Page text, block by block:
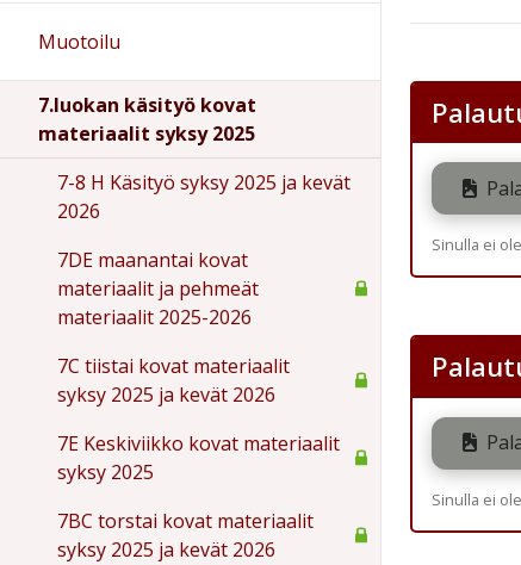
Sinulla ei
Sinulla ei
Muotoilu
7.luokan käsityö kovat
materiaalit syksy 2025
7-8 H Käsityö syksy 2025 ja kevät
2026
7DE maanantai kovat
materiaalit ja pehmeät
materiaalit 2025-2026
7C tiistai kovat materiaalit
syksy 2025 ja kevät 2026
7E Keskiviikko kovat materiaalit
syksy 2025
7BC torstai kovat materiaalit
syksy 2025 ja kevät 2026